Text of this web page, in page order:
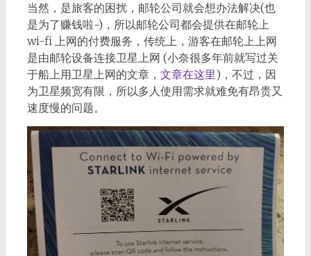
当然，是旅客的困扰，邮轮公司就会想办法解决(也
是为了赚钱啦~)，所以邮轮公司都会提供在邮轮上
wi-fi 上网的付费服务，传统上，游客在邮轮上上网
是由邮轮设备连接卫星上网 (小奈很多年前就写过关
于船上用卫星上网的文章， 文章在这里)，不过，因
为卫星频宽有限，所以多人使用需求就难免有昂贵又
速度慢的问题。